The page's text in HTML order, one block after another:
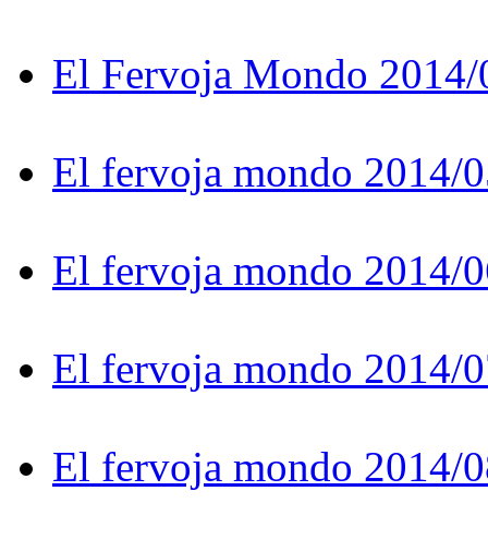
El Fervoja Mondo 2014/
El fervoja mondo 2014/
El fervoja mondo 2014/
El fervoja mondo 2014/
El fervoja mondo 2014/